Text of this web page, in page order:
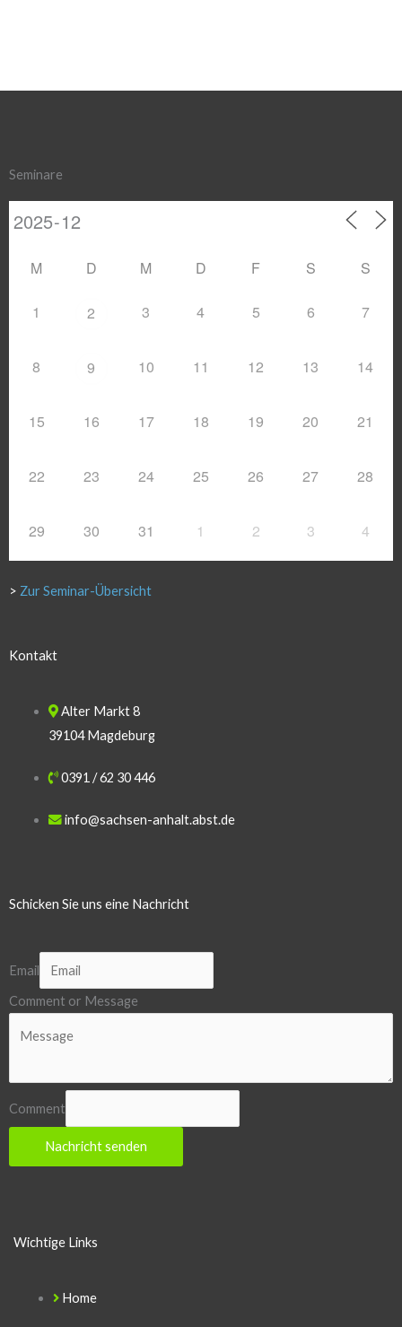
Seminare
M D M D F S S
1 2 3 4 5 6 7
8 9 10 11 12 13 14
15 16 17 18 19 20 21
22 23 24 25 26 27 28
29 30 31 1 2 3 4
> Zur Seminar-Übersicht
Kontakt
Alter Markt 8
39104 Magdeburg
0391 / 62 30 446
info@sachsen-anhalt.abst.de
Schicken Sie uns eine Nachricht
Email
Comment or Message
Comment
Nachricht senden
Wichtige Links
Home